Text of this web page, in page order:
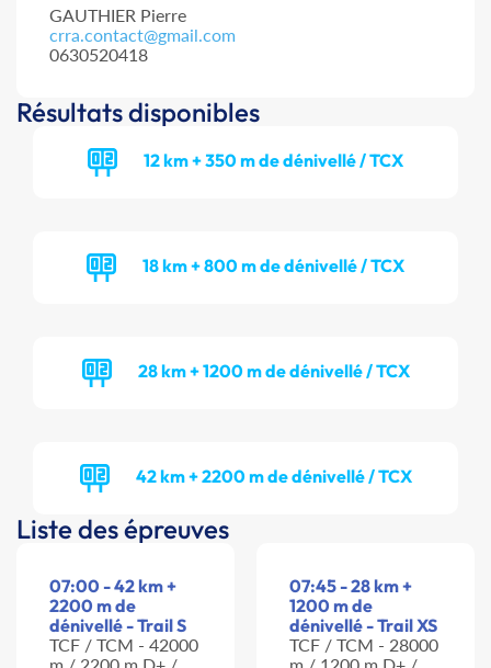
GAUTHIER Pierre
crra.contact@gmail.com
0630520418
Résultats disponibles
12 km + 350 m de dénivellé / TCX
18 km + 800 m de dénivellé / TCX
28 km + 1200 m de dénivellé / TCX
42 km + 2200 m de dénivellé / TCX
Liste des épreuves
07:00 - 42 km +
2200 m de
dénivellé - Trail S
TCF / TCM - 42000
07:45 - 28 km +
1200 m de
dénivellé - Trail XS
TCF / TCM - 28000